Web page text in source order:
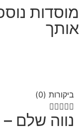
מוסדות
אותך
ביקורות (0)

נווה שלם –